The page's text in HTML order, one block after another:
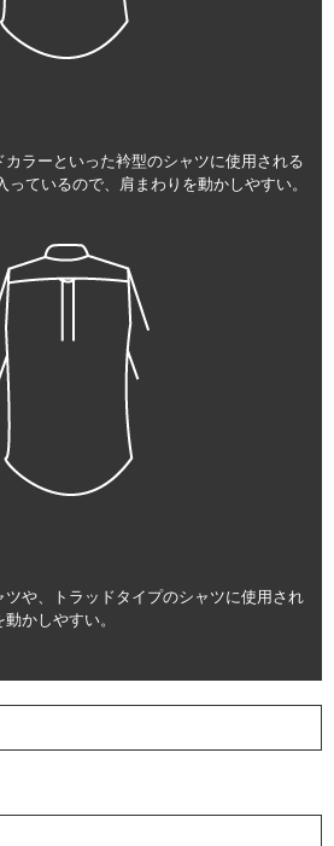
ラーといった衿型のシャツに使用される
っているので、肩まわりを動かしやすい。
や、トラッドタイプのシャツに使用され
かしやすい。